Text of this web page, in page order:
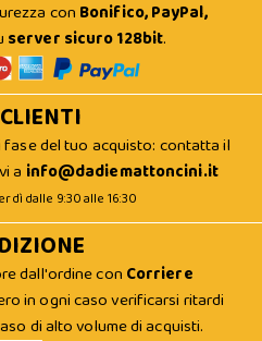
con Bonifico, PayPal,
server sicuro 128bit.
fase del tuo acquisto: contatta il
a info@dadiemattoncini.it
dalle 9:30 alle 16:30
dall'ordine con Corriere
in ogni caso verificarsi ritardi
di alto volume di acquisti.